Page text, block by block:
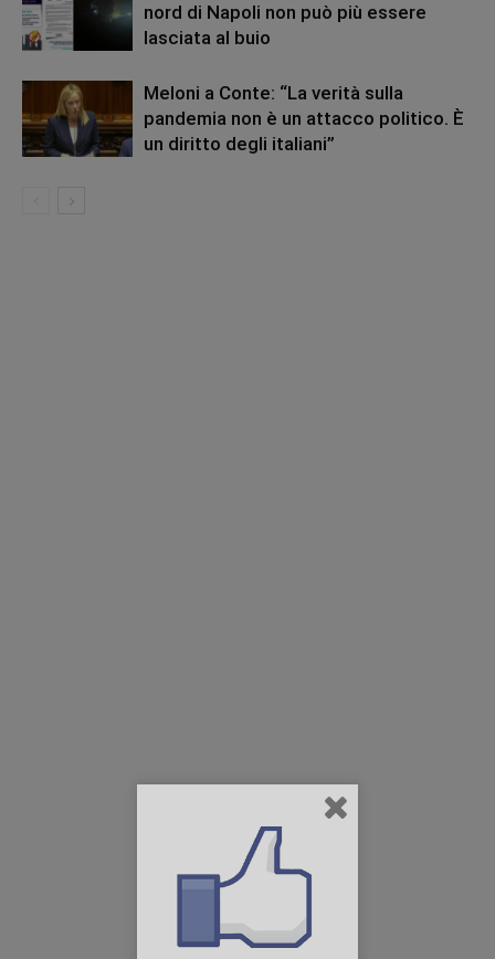
nord di Napoli non può più essere
lasciata al buio
Meloni a Conte: “La verità sulla
pandemia non è un attacco politico. È
un diritto degli italiani”